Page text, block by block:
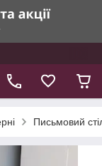
Письмовий